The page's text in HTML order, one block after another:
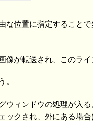
位置に指定することで
像が転送され、このライ
。
ウィンドウの処理が入る
ックされ、外にある場合